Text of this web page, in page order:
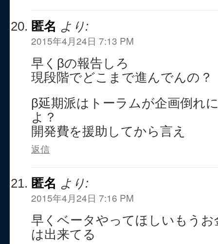
匿名 より:
2015年4月24日 7:13 PM
早くβの報告しろ
現段階でどこまで進んでんの？
β延期派はトーラムが企画倒れ
よ？
開発費を援助してから言え
返信
匿名 より:
2015年4月24日 7:16 PM
早くベータやってほしいもう
は出来てる